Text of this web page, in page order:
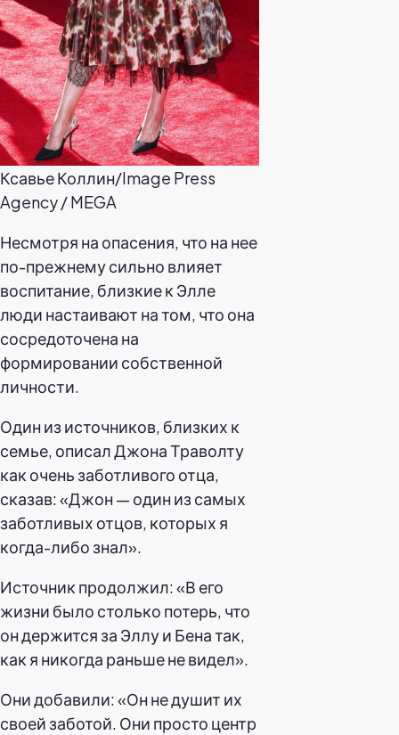
Ксавье Коллин/Image Press
Agency / MEGA
Несмотря на опасения, что на нее
по-прежнему сильно влияет
воспитание, близкие к Элле
люди настаивают на том, что она
сосредоточена на
формировании собственной
личности.
Один из источников, близких к
семье, описал Джона Траволту
как очень заботливого отца,
сказав: «Джон — один из самых
заботливых отцов, которых я
когда-либо знал».
Источник продолжил: «В его
жизни было столько потерь, что
он держится за Эллу и Бена так,
как я никогда раньше не видел».
Они добавили: «Он не душит их
своей заботой. Они просто центр